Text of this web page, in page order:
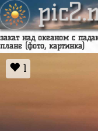
закат над океаном с
плане (фото, картинка)
1